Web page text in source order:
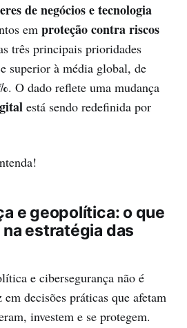
de negócios e tecnologia
em proteção contra riscos
três principais prioridades
superior à média global, de
. O dado reflete uma mudança
está sendo redefinida por
e geopolítica: o que
estratégia das
e cibersegurança não é
decisões práticas que afetam
investem e se protegem.